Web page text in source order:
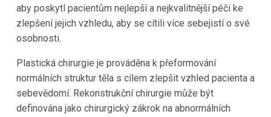
aby poskytl pacientům nejlepší a nejkvalitnější péči ke
zlepšení jejich vzhledu, aby se cítili více sebejistí o své
osobnosti.
Plastická chirurgie je prováděna k přeformování
normálních struktur těla s cílem zlepšit vzhled pacienta a
sebevědomí. Rekonstrukční chirurgie může být
definována jako chirurgický zákrok na abnormálních